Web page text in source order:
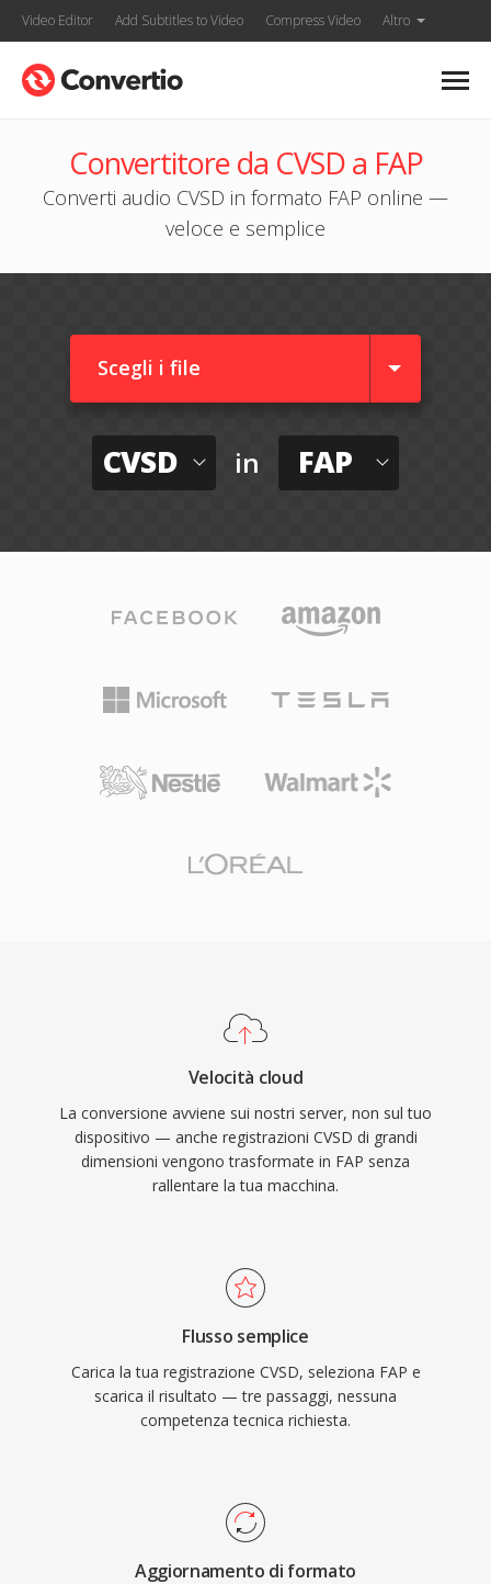
Video Editor Add Subtitles to Video Compress Video Altro
Convertitore da CVSD a FAP
Converti audio CVSD in formato FAP online —
veloce e semplice
Scegli i file
CVSD in FAP
Velocità cloud
La conversione avviene sui nostri server, non sul tuo
dispositivo — anche registrazioni CVSD di grandi
dimensioni vengono trasformate in FAP senza
rallentare la tua macchina.
Flusso semplice
Carica la tua registrazione CVSD, seleziona FAP e
scarica il risultato — tre passaggi, nessuna
competenza tecnica richiesta.
Aggiornamento di formato